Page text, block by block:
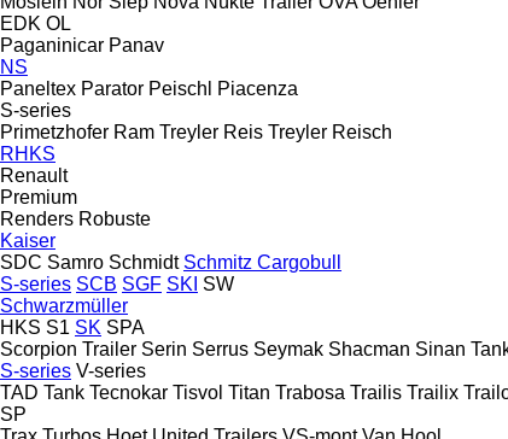
EDK OL
Paganinicar Panav
NS
Paneltex Parator Peischl
Piacenza
S-series
Primetzhofer Ram Treyler Reis Treyler Reisch
RHKS
Renault
Premium
Renders Robuste
Kaiser
SDC Samro Schmidt Schmitz Cargobull
S-series SCB SGF SKI SW
Schwarzmüller
HKS S1 SK SPA
Scorpion Trailer Serin Serrus Seymak Shacman Sinan
S-series V-series
TAD Tank Tecnokar Tisvol Titan Trabosa Trailis Trailix
SP